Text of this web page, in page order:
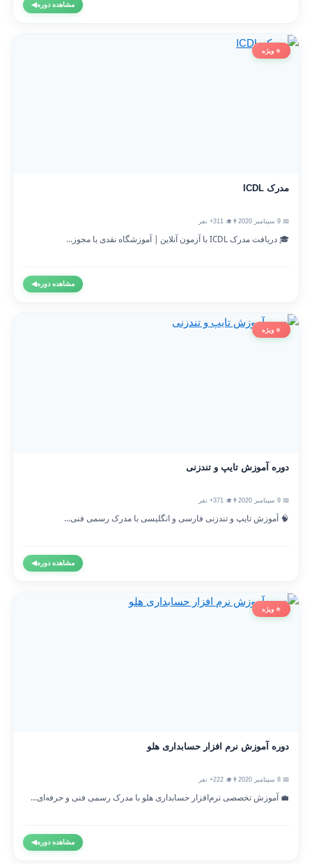
مشاهده دوره◀
⭐ ویژه
مدرک ICDL
👨‍🎓 311+ نفر
🎓 دریافت مدرک ICDL با آزمون آنلاین | آموزشگاه نقدی با مجوز...
مشاهده دوره◀
⭐ ویژه
دوره آموزش تایپ و تندزنی
👨‍🎓 371+ نفر
🧠 آموزش تایپ و تندزنی فارسی و انگلیسی با مدرک رسمی فنی...
مشاهده دوره◀
⭐ ویژه
دوره آموزش نرم افزار حسابداری هلو
👨‍🎓 222+ نفر
💼 آموزش تخصصی نرم‌افزار حسابداری هلو با مدرک رسمی فنی و حرفه‌ای...
مشاهده دوره◀